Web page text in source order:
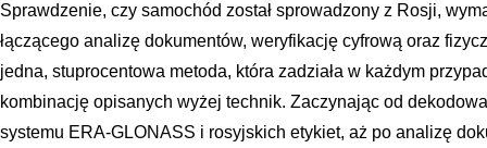
Sprawdzenie, czy samochód został sprowadzony z Rosji,
łączącego analizę dokumentów, weryfikację cyfrową oraz
jedna, stuprocentowa metoda, która zadziała w każdym
kombinację opisanych wyżej technik. Zaczynając od
systemu ERA-GLONASS i rosyjskich etykiet, aż po analizę